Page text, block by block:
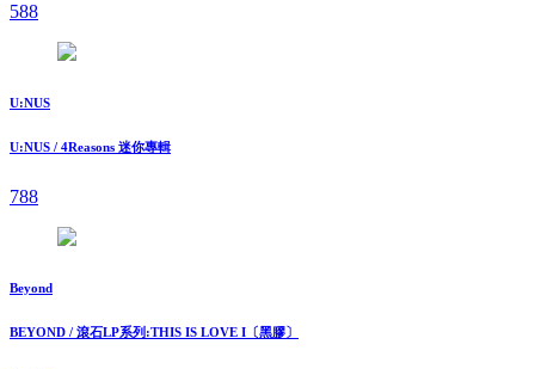
588
U:NUS
U:NUS / 4Reasons 迷你專輯
788
Beyond
BEYOND / 滾石LP系列:THIS IS LOVE I〔黑膠〕